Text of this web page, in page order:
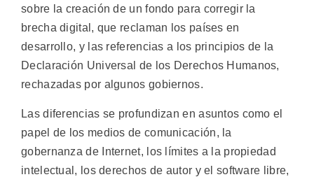
sobre la creación de un fondo para corregir la
brecha digital, que reclaman los países en
desarrollo, y las referencias a los principios de la
Declaración Universal de los Derechos Humanos,
rechazadas por algunos gobiernos.
Las diferencias se profundizan en asuntos como el
papel de los medios de comunicación, la
gobernanza de Internet, los límites a la propiedad
intelectual, los derechos de autor y el software libre,